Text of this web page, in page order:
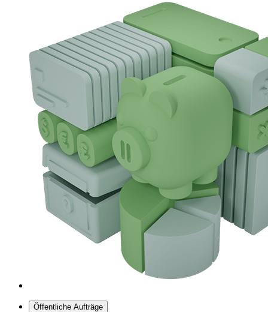
Öffentliche Aufträge